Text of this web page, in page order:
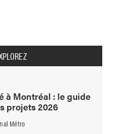
à Montréal : le guide
projets 2026
Métro